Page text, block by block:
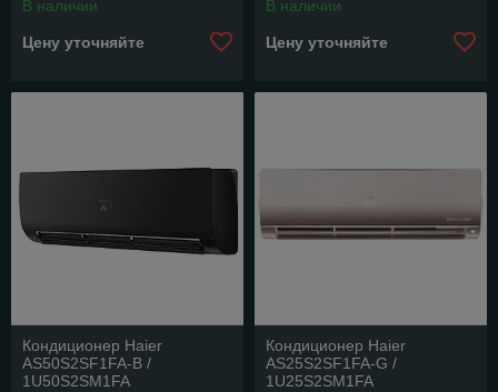
В наличии
Цену уточняйте
В наличии
Цену уточняйте
Кондиционер Haier
AS50S2SF1FA-B /
1U50S2SM1FA
Кондиционер Haier
AS25S2SF1FA-G /
1U25S2SM1FA